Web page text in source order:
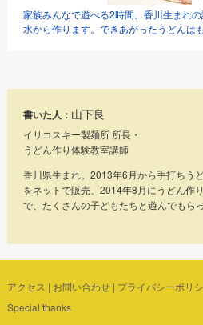
家族みんなで遊べる2時間。香川生まれ
水から作ります。できあがったうどんは
書いた人： 山下良
イリコスキー製麺所 所長・
うどん作り体験教室講師
香川県生まれ。2013年6月から手打ちう
をネットで販売、2014年8月にうどん作
で、たくさんの子どもたちと遊んでもら
アクセス | お問い合わせ| プライバシーポリ
Special thanks